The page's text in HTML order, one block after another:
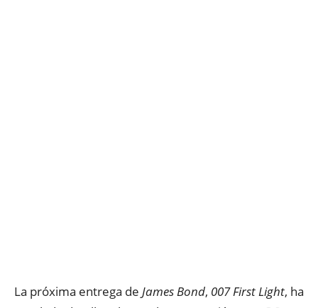
La próxima entrega de James Bond, 007 First Light, ha